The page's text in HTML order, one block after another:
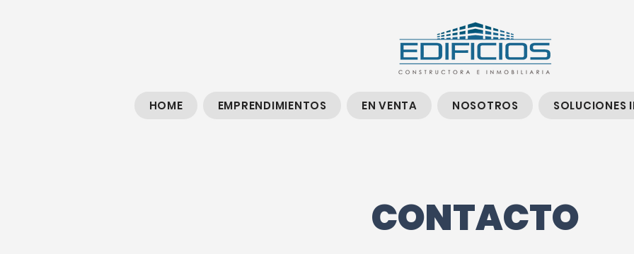
HOME EMPRENDIMIENTOS EN VENTA NOSOTROS SOLUCIONES
CONTACTO